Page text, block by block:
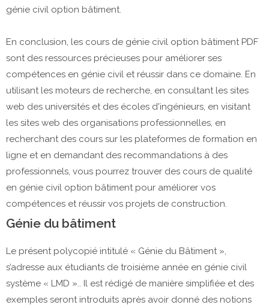
génie civil option bâtiment.
En conclusion, les cours de génie civil option bâtiment PDF
sont des ressources précieuses pour améliorer ses
compétences en génie civil et réussir dans ce domaine. En
utilisant les moteurs de recherche, en consultant les sites
web des universités et des écoles d'ingénieurs, en visitant
les sites web des organisations professionnelles, en
recherchant des cours sur les plateformes de formation en
ligne et en demandant des recommandations à des
professionnels, vous pourrez trouver des cours de qualité
en génie civil option bâtiment pour améliorer vos
compétences et réussir vos projets de construction.
Génie du bâtiment
Le présent polycopié intitulé « Génie du Bâtiment »,
s’adresse aux étudiants de troisième année en génie civil
système « LMD ».. Il est rédigé de manière simplifiée et des
exemples seront introduits après avoir donné des notions